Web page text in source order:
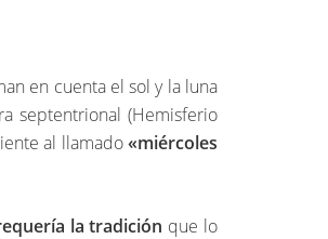
en cuenta el sol y la luna
septentrional (Hemisferio
al llamado«miércoles
la tradición que lo